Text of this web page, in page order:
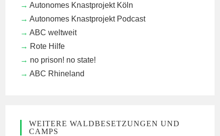
Autonomes Knastprojekt Köln
Autonomes Knastprojekt Podcast
ABC weltweit
Rote Hilfe
no prison! no state!
ABC Rhineland
WEITERE WALDBESETZUNGEN UND
CAMPS